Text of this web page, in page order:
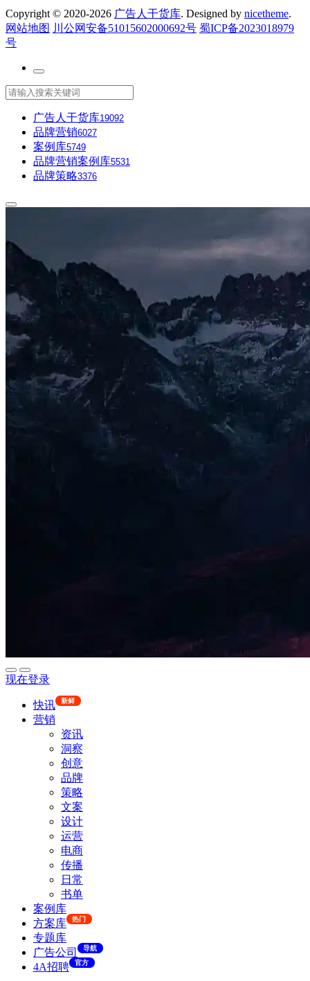
Copyright © 2020-2026 广告人干货库. Designed by nicetheme.
网站地图 川公网安备51015602000692号 蜀ICP备2023018979
号
广告人干货库19092
品牌营销6027
案例库5749
品牌营销案例库5531
品牌策略3376
现在登录
快讯 新鲜
营销
资讯
洞察
创意
品牌
策略
文案
设计
运营
电商
传播
日常
书单
案例库
方案库
热门
专题库
广告公司
导航
4A招聘 官方